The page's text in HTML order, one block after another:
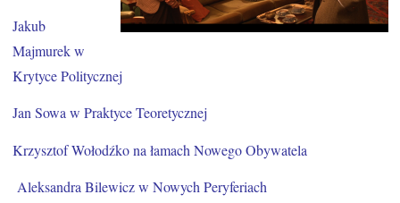
Jakub
Majmurek w
Krytyce Politycznej
Jan Sowa w Praktyce Teoretycznej
Krzysztof Wołodźko na łamach Nowego Obywatela
Aleksandra Bilewicz w Nowych Peryferiach